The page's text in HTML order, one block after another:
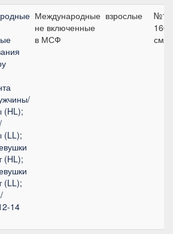
(HL);
(LL);
(HL);
(LL);
14
Международные
не включенные
в МСФ
взрослые
160
см